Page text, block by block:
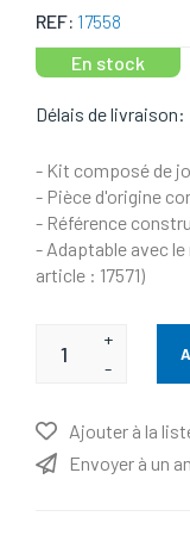
REF: 17558
En stock
Délais de livraison:
- Kit composé de
- Pièce d'origine
- Référence
- Adaptable avec
article : 17571)
+
-
Ajouter à la
Envoyer à un